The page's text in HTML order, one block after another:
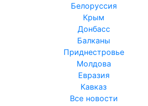
Белоруссия
Крым
Донбасс
Балканы
Приднестровье
Молдова
Евразия
Кавказ
Все новости